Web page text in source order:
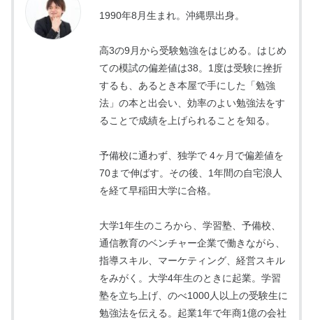
1990年8月生まれ。沖縄県出身。
高3の9月から受験勉強をはじめる。はじめ
ての模試の偏差値は38。1度は受験に挫折
するも、あるとき本屋で手にした「勉強
法」の本と出会い、効率のよい勉強法をす
ることで成績を上げられることを知る。
予備校に通わず、独学で 4ヶ月で偏差値を
70まで伸ばす。その後、1年間の自宅浪人
を経て早稲田大学に合格。
大学1年生のころから、学習塾、予備校、
通信教育のベンチャー企業で働きながら、
指導スキル、マーケティング、経営スキル
をみがく。大学4年生のときに起業。学習
塾を立ち上げ、のべ1000人以上の受験生に
勉強法を伝える。起業1年で年商1億の会社